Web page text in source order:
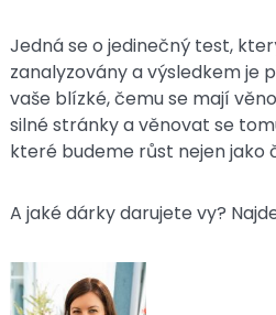
Jedná se o jedinečný test,
zanalyzovány a výsledkem je
vaše blízké, čemu se mají
silné stránky a věnovat se
které budeme růst nejen jako
A jaké dárky darujete vy?